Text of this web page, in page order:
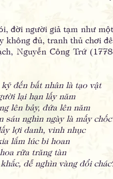
người giả tạm như một
không đủ, tranh thủ chơi
Công Trứ
đến bất nhân là tạo vật
hạn lấy năm
đứa lên năm
ngày là mấy
vinh nhục
lúc bi hoan
trăng tàn
nghìn vàng đổi